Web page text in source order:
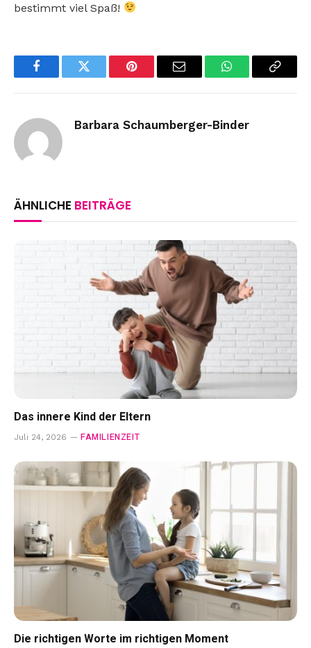
bestimmt viel Spaß!
FacebookTwitter Pinterest Email WhatsAppCopy
Barbara Schaumberger-Binder
ÄHNLICHE BEITRÄGE
Das innere Kind der Eltern
Juli 24, 2026 FAMILIENZEIT
Die richtigen Worte im richtigen Moment